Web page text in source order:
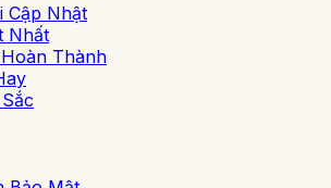
Cập Nhật
Nhất
Thành